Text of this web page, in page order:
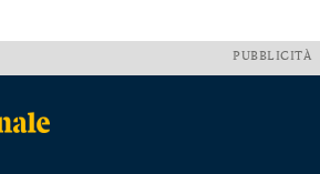
PUBBLICITÀ